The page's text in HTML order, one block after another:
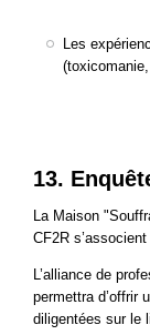
Les
13.
La Maison
CF2R
L’alliance de
permettra d’offrir
diligentées sur le